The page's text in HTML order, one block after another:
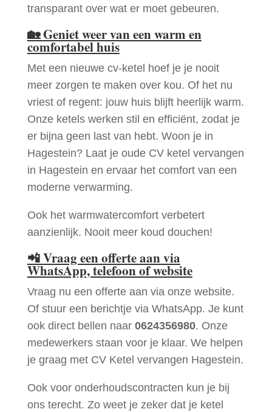
transparant over wat er moet gebeuren.
🏡Geniet weer van een warm en
comfortabel huis
Met een nieuwe cv-ketel hoef je je nooit
meer zorgen te maken over kou. Of het nu
vriest of regent: jouw huis blijft heerlijk warm.
Onze ketels werken stil en efficiënt, zodat je
er bijna geen last van hebt. Woon je in
Hagestein? Laat je oude CV ketel vervangen
in Hagestein en ervaar het comfort van een
moderne verwarming.
Ook het warmwatercomfort verbetert
aanzienlijk. Nooit meer koud douchen!
📲Vraag een offerte aan via
WhatsApp, telefoon of website
Vraag nu een offerte aan via onze website.
Of stuur een berichtje via WhatsApp. Je kunt
ook direct bellen naar 0624356980. Onze
medewerkers staan voor je klaar. We helpen
je graag met CV Ketel vervangen Hagestein.
Ook voor onderhoudscontracten kun je bij
ons terecht. Zo weet je zeker dat je ketel